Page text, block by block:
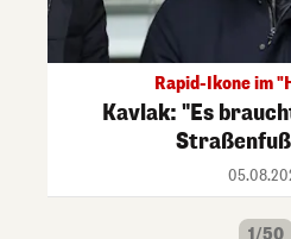
Rapid-Ikone im
Kavlak: "Es